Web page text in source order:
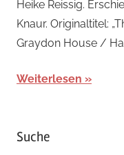
Heike Reissig.
Knaur. Originaltitel:
Graydon House /
Weiterlesen
Suche